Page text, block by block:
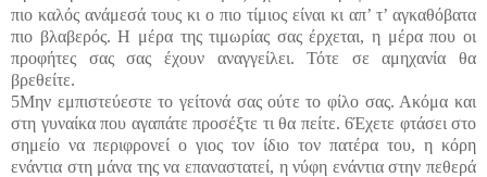
πιο καλός ανάμεσά τους κι ο πιο τίμιος είναι κι απ’ τ’ αγκαθόβατα
πιο βλαβερός. Η μέρα της τιμωρίας σας έρχεται, η μέρα που οι
προφήτες σας σας έχουν αναγγείλει. Τότε σε αμηχανία θα
βρεθείτε.
5Μην εμπιστεύεστε το γείτονά σας ούτε το φίλο σας. Ακόμα και
στη γυναίκα που αγαπάτε προσέξτε τι θα πείτε. 6Έχετε φτάσει στο
σημείο να περιφρονεί ο γιος τον ίδιο τον πατέρα του, η κόρη
ενάντια στη μάνα της να επαναστατεί, η νύφη ενάντια στην πεθερά